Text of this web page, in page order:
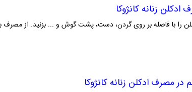
ادکلن زنانه کانژوکا
را با فاصله بر روی گردن، دست، پشت گوش و ... بزنید. از مصرف
در مصرف ادکلن زنانه کانژوکا